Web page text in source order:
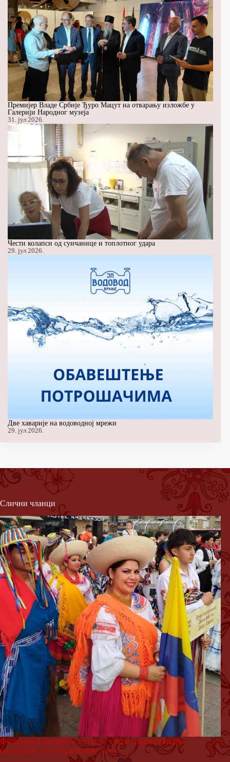
Премијер Владе Србије Ђуро Мацут на отварању изложбе у
Галерији Народног музеја
31. јул 2026.
Чести колапси од сунчанице и топлотног удара
29. јул 2026.
Две хаварије на водоводној мрежи
29. јул 2026.
Слични чланци
Фолклорни ансамбли из целог света традиционално
наступили и у Владичином Хану